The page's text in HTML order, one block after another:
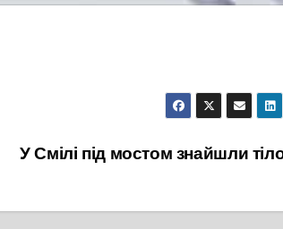
У Смілі під мостом знайшли тіло